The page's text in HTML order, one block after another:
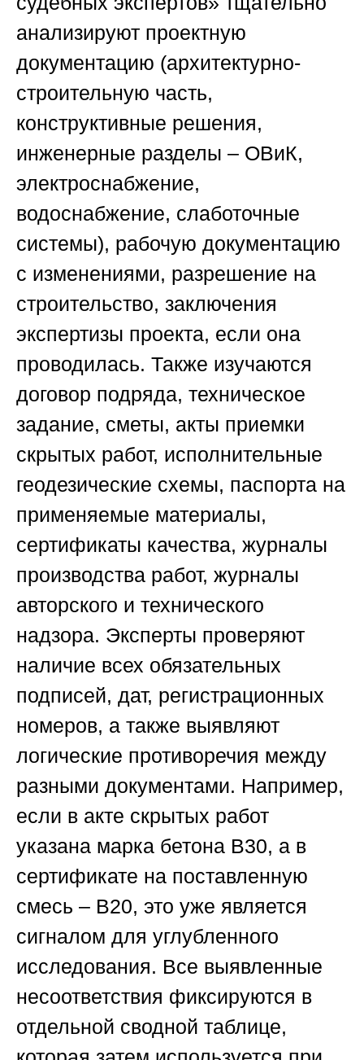
анализируют проектную
документацию (архитектурно-
строительную часть,
конструктивные решения,
инженерные разделы – ОВиК,
электроснабжение,
водоснабжение, слаботочные
системы), рабочую документацию
с изменениями, разрешение на
строительство, заключения
экспертизы проекта, если она
проводилась. Также изучаются
договор подряда, техническое
задание, сметы, акты приемки
скрытых работ, исполнительные
геодезические схемы, паспорта на
применяемые материалы,
сертификаты качества, журналы
производства работ, журналы
авторского и технического
надзора. Эксперты проверяют
наличие всех обязательных
подписей, дат, регистрационных
номеров, а также выявляют
логические противоречия между
разными документами. Например,
если в акте скрытых работ
указана марка бетона В30, а в
сертификате на поставленную
смесь – В20, это уже является
сигналом для углубленного
исследования. Все выявленные
несоответствия фиксируются в
отдельной сводной таблице,